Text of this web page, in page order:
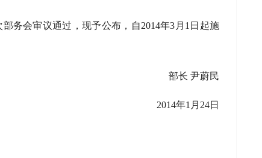
务会审议通过，现予公布，自2014年3月1日起施
部长 尹蔚民
2014年1月24日